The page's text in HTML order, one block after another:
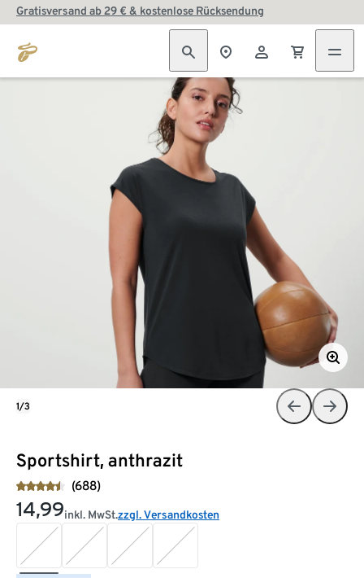
Gratisversand ab 29 € & kostenlose Rücksendung
Sportshirt, anthrazit
(688)
14,99inkl. MwSt.zzgl. Versandkosten
1/3